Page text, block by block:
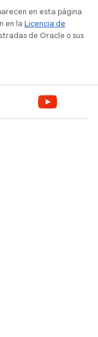
en esta página
en la Licencia de
de Oracle o sus